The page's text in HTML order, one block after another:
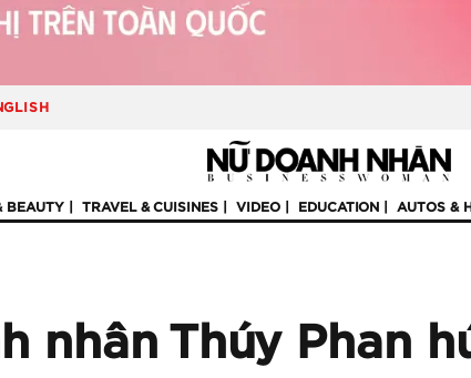
BEAUTY TRAVEL & CUISINES VIDEO EDUCATION AUTOS &
nhân Thúy Phan